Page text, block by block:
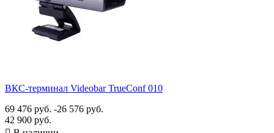
CleverMic
TrueConf Group H.323/SIP
TrueConf Kiosk
Максимальное разрешение
4K UHD (3840×2160)
Full HD (1920×1080)
ВКС-терминал Videobar TrueConf 010
69 476 руб. -26 576 руб.
42 900 руб.